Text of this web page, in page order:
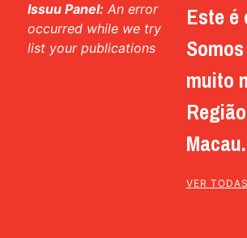
Issuu Panel: An error
occurred while we try
list your publications
Este
muito
Macau.
VER TODAS